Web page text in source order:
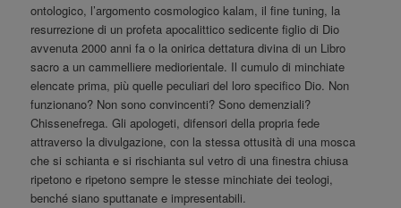
ontologico, l’argomento cosmologico kalam, il fine tuning, la
resurrezione di un profeta apocalittico sedicente figlio di Dio
avvenuta 2000 anni fa o la onirica dettatura divina di un Libro
sacro a un cammelliere mediorientale. Il cumulo di minchiate
elencate prima, più quelle peculiari del loro specifico Dio. Non
funzionano? Non sono convincenti? Sono demenziali?
Chissenefrega. Gli apologeti, difensori della propria fede
attraverso la divulgazione, con la stessa ottusità di una mosca
che si schianta e si rischianta sul vetro di una finestra chiusa
ripetono e ripetono sempre le stesse minchiate dei teologi,
benché siano sputtanate e impresentabili.